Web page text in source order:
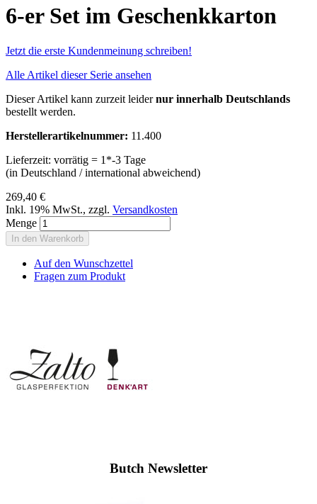
6-er Set im Geschenkkarton
Jetzt die erste Kundenmeinung schreiben!
Alle Artikel dieser Serie ansehen
Dieser Artikel kann zurzeit leidernur innerhalb Deutschlands
bestellt werden.
Herstellerartikelnummer: 11.400
Lieferzeit: vorrätig = 1*-3 Tage
(in Deutschland / international abweichend)
269,40 €
Inkl. 19% MwSt., zzgl. Versandkosten
Menge
In den Warenkorb
Auf den Wunschzettel
Fragen zum Produkt
Butch Newsletter